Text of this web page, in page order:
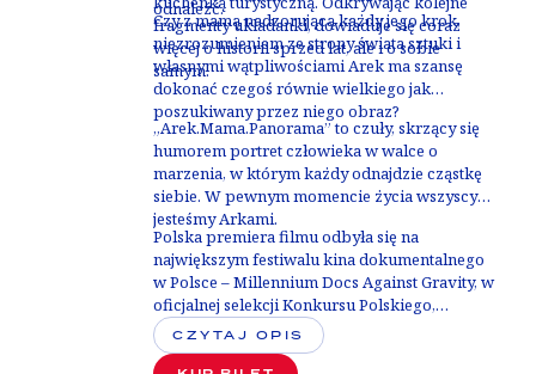
odnaleźć.
fragmenty układanki, dowiaduje się coraz
więcej o historii sprzed lat, ale i o sobie
samym.
Czy z mamą nadzorującą każdy jego krok,
niezrozumieniem ze strony świata sztuki i
własnymi wątpliwościami Arek ma szansę
dokonać czegoś równie wielkiego jak
poszukiwany przez niego obraz?
„Arek.Mama.Panorama” to czuły, skrzący się
humorem portret człowieka w walce o
marzenia, w którym każdy odnajdzie cząstkę
siebie. W pewnym momencie życia wszyscy
jesteśmy Arkami.
Polska premiera filmu odbyła się na
największym festiwalu kina dokumentalnego
w Polsce –Millennium Docs Against Gravity, w
oficjalnej selekcji Konkursu Polskiego,
zdobywającWyróżnienie Stowarzyszenia Kin
Studyjnych.
CZYTAJ OPIS